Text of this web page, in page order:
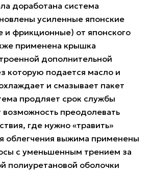
доработана система
усиленные японские
и фрикционные) от японского
применена крышка
дополнительной
которую подается масло и
и смазывает пакет
продляет срок службы
преодолевать
где нужно «травить»
облегчения выжима применены
с уменьшенным трением за
полиуретановой оболочки